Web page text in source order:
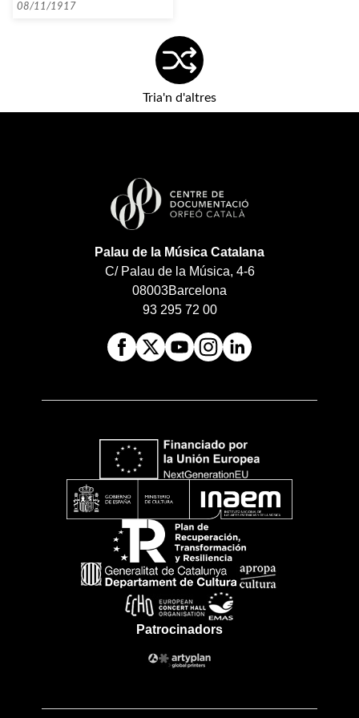
08/11/1917
Tria'n d'altres
Palau de la Música Catalana
C/ Palau de la Música, 4-6
08003Barcelona
93 295 72 00
Patrocinadors